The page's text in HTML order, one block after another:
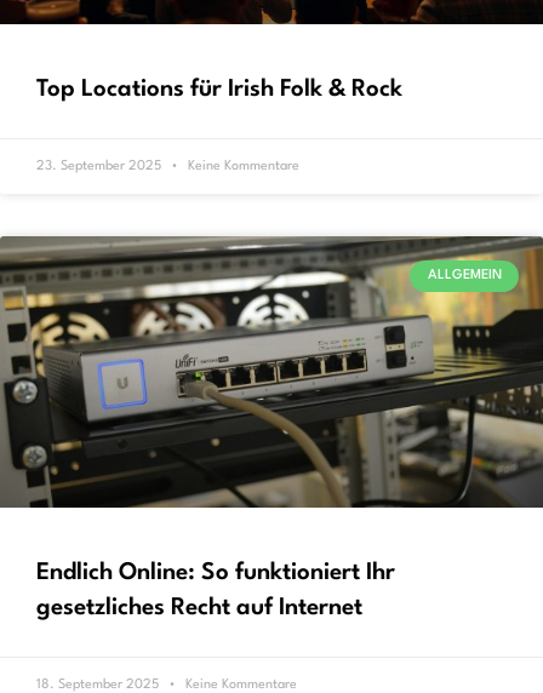
Top Locations für Irish Folk & Rock
23. September 2025 Keine Kommentare
ALLGEMEIN
Endlich Online: So funktioniert Ihr
gesetzliches Recht auf Internet
18. September 2025 Keine Kommentare